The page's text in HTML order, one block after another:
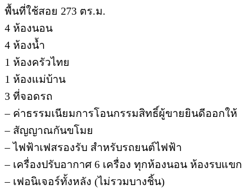
พื้นที่ใช้สอย 273 ตร.ม.
4 ห้องนอน
4 ห้องน้ำ
1 ห้องครัวไทย
1 ห้องแม่บ้าน
3 ที่จอดรถ
– ค่าธรรมเนียมการโอนกรรมสิทธิ์ผู้ขายยินดีออกให้
– สัญญาณกันขโมย
– ไฟฟ้าเฟสรองรับ สำหรับรถยนต์ไฟฟ้า
– เครื่องปรับอากาศ 6 เครื่อง ทุกห้องนอน ห้องรบแขก
– เฟอนิเจอร์ทั้งหลัง (ไม่รวมบางชิ้น)